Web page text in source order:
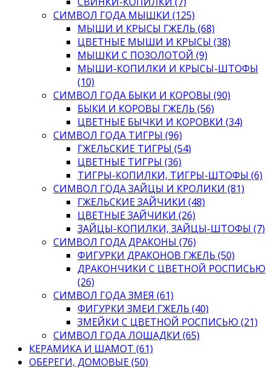
СИМВОЛ ГОДА МЫШКИ (125)
МЫШИ И КРЫСЫ ГЖЕЛЬ (68)
ЦВЕТНЫЕ МЫШИ И КРЫСЫ (38)
МЫШКИ С ПОЗОЛОТОЙ (9)
МЫШИ-КОПИЛКИ И КРЫСЫ-ШТОФЫ
(10)
СИМВОЛ ГОДА БЫКИ И КОРОВЫ (90)
БЫКИ И КОРОВЫ ГЖЕЛЬ (56)
ЦВЕТНЫЕ БЫЧКИ И КОРОВКИ (34)
СИМВОЛ ГОДА ТИГРЫ (96)
ГЖЕЛЬСКИЕ ТИГРЫ (54)
ЦВЕТНЫЕ ТИГРЫ (36)
ТИГРЫ-КОПИЛКИ, ТИГРЫ-ШТОФЫ (6)
СИМВОЛ ГОДА ЗАЙЦЫ И КРОЛИКИ (81)
ГЖЕЛЬСКИЕ ЗАЙЧИКИ (48)
ЦВЕТНЫЕ ЗАЙЧИКИ (26)
ЗАЙЦЫ-КОПИЛКИ, ЗАЙЦЫ-ШТОФЫ (7)
СИМВОЛ ГОДА ДРАКОНЫ (76)
ФИГУРКИ ДРАКОНОВ ГЖЕЛЬ (50)
ДРАКОНЧИКИ С ЦВЕТНОЙ РОСПИСЬЮ
(26)
СИМВОЛ ГОДА ЗМЕЯ (61)
ФИГУРКИ ЗМЕИ ГЖЕЛЬ (40)
ЗМЕЙКИ С ЦВЕТНОЙ РОСПИСЬЮ (21)
СИМВОЛ ГОДА ЛОШАДКИ (65)
КЕРАМИКА И ШАМОТ (61)
ОБЕРЕГИ, ДОМОВЫЕ (50)